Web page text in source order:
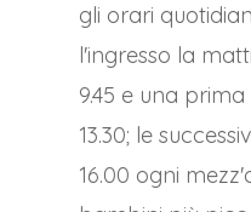
gli orari
l'ingresso la
9.45 e una
13.30; le
16.00 ogni